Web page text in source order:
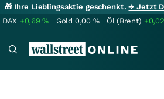
🎁 Ihre Lieblingsaktie geschenkt.→ Jetzt
DAX +0,69% Gold 0,00 % Öl (Brent)